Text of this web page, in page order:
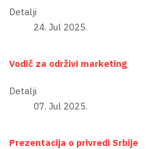
Detalji
24. Jul 2025.
Vodič za održivi marketing
Detalji
07. Jul 2025.
Prezentacija o privredi Srbije